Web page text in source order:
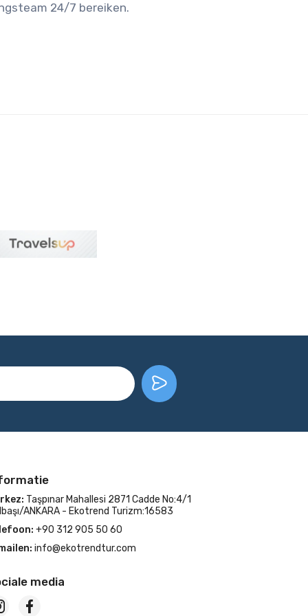
24/7 bereiken.
Taşpınar Mahallesi 2871 Cadde No:4/1
ANKARA - Ekotrend Turizm:16583
+90 312 905 50 60
info@ekotrendtur.com
media